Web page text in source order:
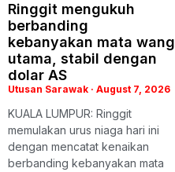
Ringgit mengukuh
berbanding
kebanyakan mata wang
utama, stabil dengan
dolar AS
Utusan Sarawak August 7, 2026
KUALA LUMPUR: Ringgit
memulakan urus niaga hari ini
dengan mencatat kenaikan
berbanding kebanyakan mata